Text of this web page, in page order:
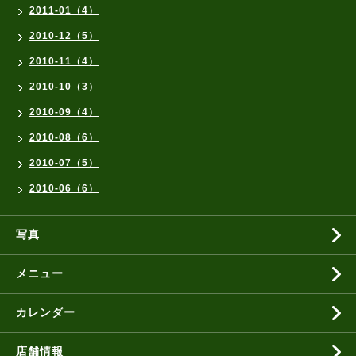
2011-01（4）
2010-12（5）
2010-11（4）
2010-10（3）
2010-09（4）
2010-08（6）
2010-07（5）
2010-06（6）
写真
メニュー
カレンダー
店舗情報